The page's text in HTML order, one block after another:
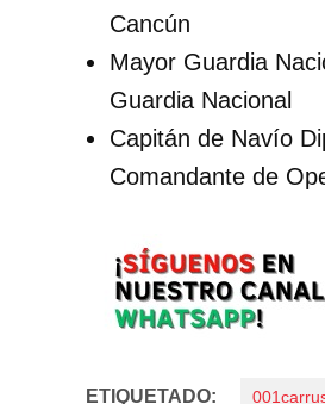
Cancún
Mayor Guardia
Guardia Nacional
Capitán de Navío
Comandante de
ETIQUETADO: